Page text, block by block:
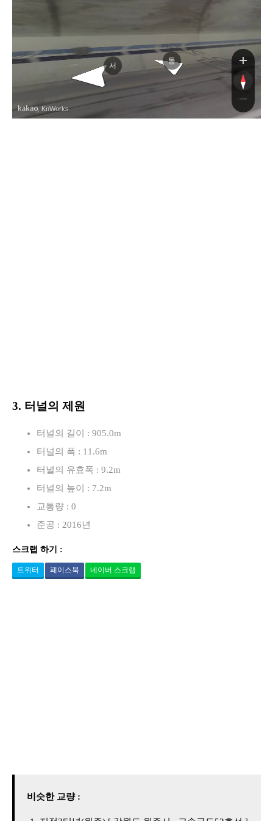
광주원주고속도로
광주원주고속도로
서
동
, KnWorks
3. 터널의 제원
터널의 길이 : 905.0m
터널의 폭 : 11.6m
터널의 유효폭 : 9.2m
터널의 높이 : 7.2m
교통량 : 0
준공 : 2016년
스크랩 하기 :
트위터 페이스북 네이버 스크랩
비슷한 교량 :